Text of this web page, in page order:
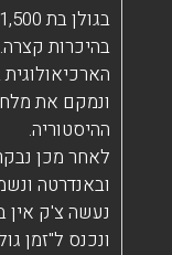
בהיכרות
ונמקם את
ההיסטוריה.
לאחר מכן
ובאנדרטה
נעשה צ'ק אין
ונכנס ל"זמן